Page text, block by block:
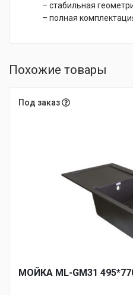
– стабильная
– полная
Похожие товары
Под заказ
МОЙКА ML-GM31